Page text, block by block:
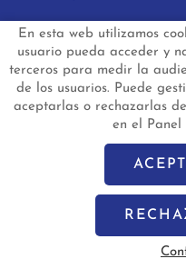
En esta web utilizamos
usuario pueda acceder y
terceros para medir la
de los usuarios. Puede
aceptarlas o rechazarlas
en el Panel
Aviso Legal
Política de Cookies
barconautas.com© 2024 -